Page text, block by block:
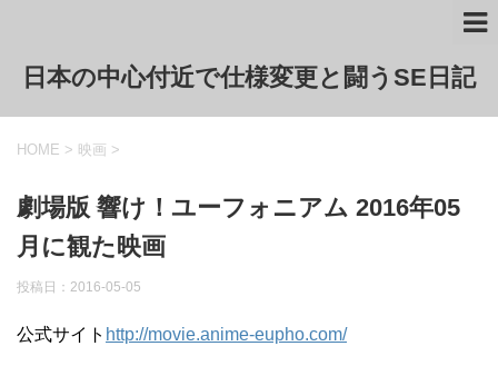
日本の中心付近で仕様変更と闘うSE日記
HOME > 映画 >
劇場版 響け！ユーフォニアム 2016年05
月に観た映画
投稿日：2016-05-05
公式サイト http://movie.anime-eupho.com/